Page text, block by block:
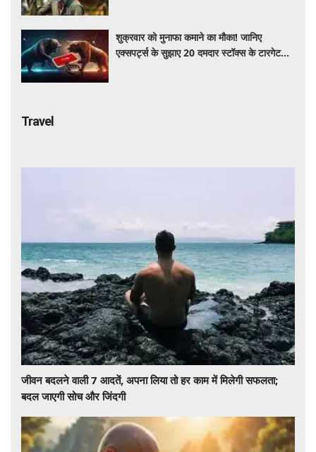
शुक्रवार को मुनाफा कमाने का मौका! जानिए
एक्सपर्ट्स के सुझाए 20 दमदार स्टॉक्स के टारगेट
Travel
जीवन बदलने वाली 7 आदतें, अपना लिया तो हर काम में मिलेगी सफलता;
बदल जाएगी सोच और जिंदगी